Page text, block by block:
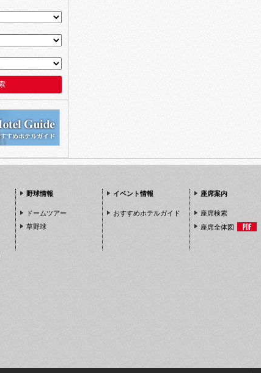
野球情報
ドームツアー
草野球
イベント情報
おすすめホテルガイド
座席案内
座席検索
座席全体図